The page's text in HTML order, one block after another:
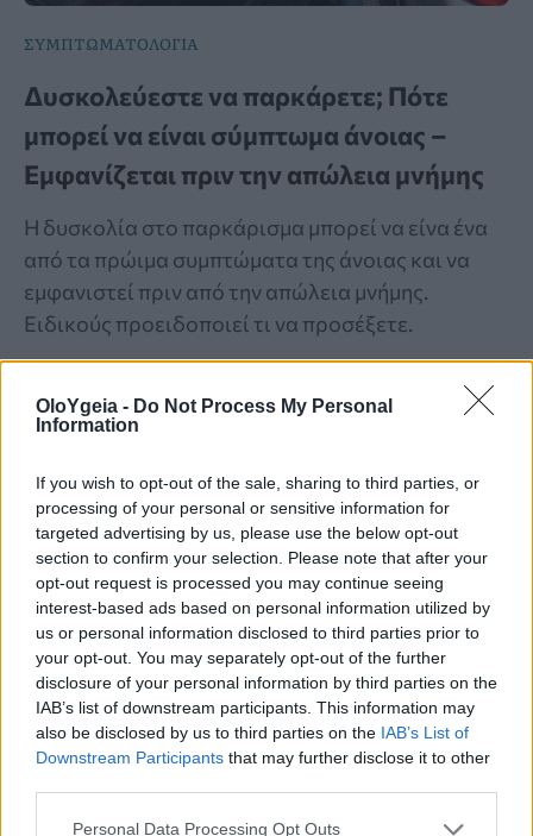
OloYgeia - Do Not Process My Personal
Information
If you wish to opt-out of the sale, sharing to third parties, or
processing of your personal or sensitive information for
targeted advertising by us, please use the below opt-out
section to confirm your selection. Please note that after your
opt-out request is processed you may continue seeing
interest-based ads based on personal information utilized by
us or personal information disclosed to third parties prior to
your opt-out. You may separately opt-out of the further
disclosure of your personal information by third parties on the
IAB’s list of downstream participants. This information may
also be disclosed by us to third parties on the IAB’s List of
Downstream Participants that may further disclose it to other
Personal Data Processing Opt Outs
ΣΥΜΠΤΩΜΑΤΟΛΟΓΙΑ
Δυσκολεύεστε να παρκάρετε; Πότε
μπορεί να είναι σύμπτωμα άνοιας –
Εμφανίζεται πριν την απώλεια μνήμης
Η δυσκολία στο παρκάρισμα μπορεί να είνα ένα
από τα πρώιμα συμπτώματα της άνοιας και να
εμφανιστεί πριν από την απώλεια μνήμης.
Ειδικούς προειδοποιεί τι να προσέξετε.
CELEBRITIES
Miranda Kerr: Η περίεργη διατροφή που